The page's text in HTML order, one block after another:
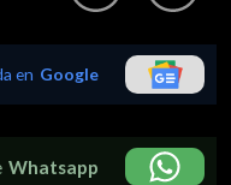
en Google
Whatsapp